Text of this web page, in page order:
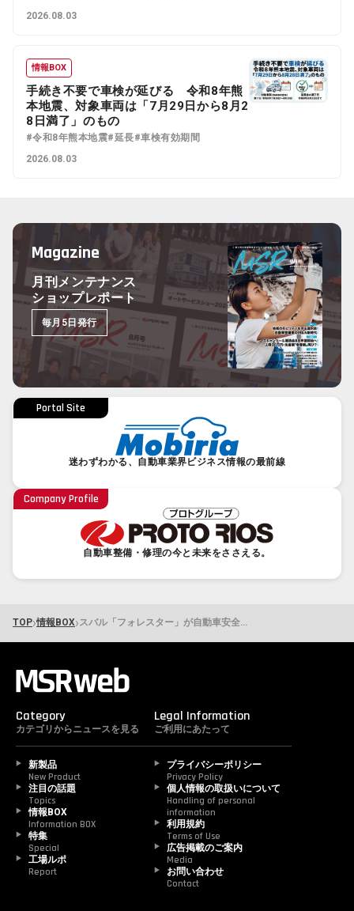
2026.08.03
情報BOX
手続き不要で車検が延びる 令和8年熊
本地震、対象車両は「7月29日から8月2
8日満了」のもの
#令和8年熊本地震#延長#車検有効期間
2026.08.03
Magazine
月刊メンテナンス
ショップレポート
毎月5日発行
Portal Site
迷わずわかる、自動車業界ビジネス情報の最前線
Company Profile
自動車整備・修理の今と未来をささえる。
TOP›情報BOX› スバル「フォレスター」が自動車安全性能2025年度の最高得点 歩行者を守る「サイクリスト対応エアバッグ」が決め手に
Category
カテゴリからニュースを見る
新製品
New Product
注目の話題
Topics
情報BOX
Information BOX
特集
Special
工場ルポ
Report
Legal Information
ご利用にあたって
プライバシーポリシー
Privacy Policy
個人情報の取扱いについて
Handling of personal
information
利用規約
Terms of Use
広告掲載のご案内
Media
お問い合わせ
Contact